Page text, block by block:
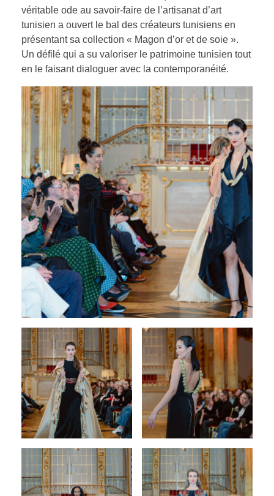
véritable ode au savoir-faire de l’artisanat d’art
tunisien a ouvert le bal des créateurs tunisiens en
présentant sa collection « Magon d’or et de soie ».
Un défilé qui a su valoriser le patrimoine tunisien tout
en le faisant dialoguer avec la contemporanéité.